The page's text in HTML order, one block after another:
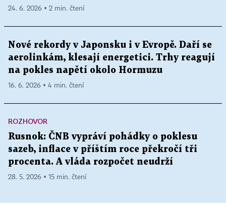
24. 6. 2026 ▪ 2 min. čtení
Nové rekordy v Japonsku i v Evropě. Daří se
aerolinkám, klesají energetici. Trhy reagují
na pokles napětí okolo Hormuzu
16. 6. 2026 ▪ 4 min. čtení
ROZHOVOR
Rusnok: ČNB vypráví pohádky o poklesu
sazeb, inflace v příštím roce překročí tři
procenta. A vláda rozpočet neudrží
28. 5. 2026 ▪ 15 min. čtení